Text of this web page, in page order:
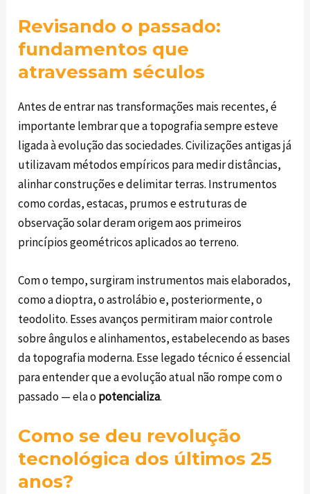
Revisando o passado:
fundamentos que
atravessam séculos
Antes de entrar nas transformações mais recentes, é
importante lembrar que a topografia sempre esteve
ligada à evolução das sociedades. Civilizações antigas já
utilizavam métodos empíricos para medir distâncias,
alinhar construções e delimitar terras. Instrumentos
como cordas, estacas, prumos e estruturas de
observação solar deram origem aos primeiros
princípios geométricos aplicados ao terreno.
Com o tempo, surgiram instrumentos mais elaborados,
como a dioptra, o astrolábio e, posteriormente, o
teodolito. Esses avanços permitiram maior controle
sobre ângulos e alinhamentos, estabelecendo as bases
da topografia moderna. Esse legado técnico é essencial
para entender que a evolução atual não rompe com o
passado — ela opotencializa.
Como se deu revolução
tecnológica dos últimos 25
anos?